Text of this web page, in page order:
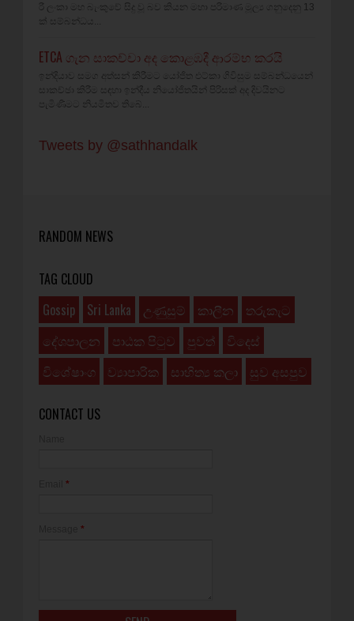
රී ලංකා මහ බැංකුවේ සිදු වූ බව කියන මහා පරිමාණ මූල්‍ය ගනුදෙනු 13
ක් සම්බන්ධය...
ETCA ගැන සාකච්චා අද කොළඹදී ආරම්භ කරයි
ඉන්දියාව සමග අත්සන් කිරීමට යෝජිත එට්කා ගිවිසුම සම්බන්ධයෙන්
සාකච්ඡා කිරීම සඳහා ඉන්දීය නියෝජිතයින් පිරිසක් අද දිවයිනට
පැමිණීමට නියමිතව තිබේ...
Tweets by @sathhandalk
RANDOM NEWS
TAG CLOUD
Gossip
Sri Lanka උණුසුම් කාලීන
තරුකැට
දේශපාලන
පාඨක පිටුව පුවත්
විදෙස්
විශේෂාංග
ව්‍යාපාරික සාහිත්‍ය කලා සුව අසපුව
CONTACT US
*
*